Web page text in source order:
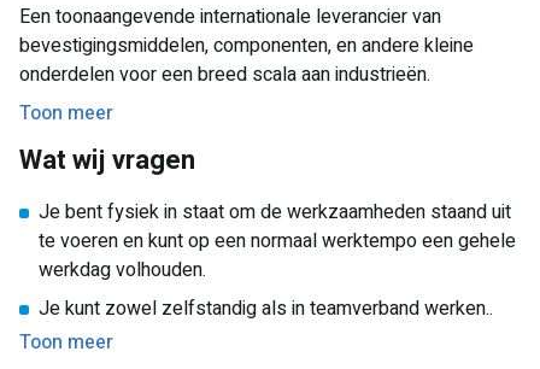
van de assemblageprocessen.
Uitvoeren van deelassemblages in een lijn-assemblage.
Zelfstandig uitvoeren van assemblages.
Uitvoeren van controlewerkzaamheden om de kwaliteit te
waarborgen.
Verpakken van geassembleerde producten volgens de
juiste procedures.
Een toonaangevende internationale leverancier van
bevestigingsmiddelen, componenten, en andere kleine
onderdelen voor een breed scala aan industrieën.
Toon meer
Wat wij vragen
Je bent fysiek in staat om de werkzaamheden staand uit
te voeren en kunt op een normaal werktempo een gehele
werkdag volhouden.
Je kunt zowel zelfstandig als in teamverband werken..
Je bent flexibel, een echte aanpakker en collegiaal.
Toon meer